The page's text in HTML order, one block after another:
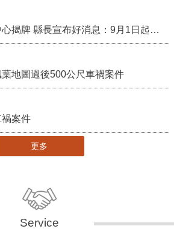
苗栗親子館暨托嬰中心揭牌 縣長宣布好消息：9月1日起調降臨時托嬰費用
地圖過後500公尺車禍案件
案件
更多